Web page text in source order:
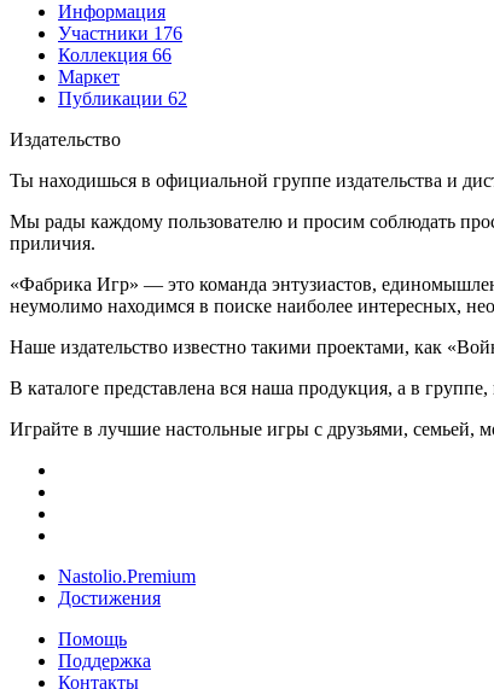
Информация
Участники 176
Коллекция 66
Маркет
Публикации 62
Издательство
Ты находишься в официальной группе издательства и
Мы рады каждому пользователю и просим соблюдать
приличия.
«Фабрика Игр» — это команда энтузиастов,
неумолимо находимся в поиске наиболее интересных,
Наше издательство известно такими проектами, как
В каталоге представлена вся наша продукция, а в
Играйте в лучшие настольные игры с друзьями, семьей,
Nastolio.Premium
Достижения
Помощь
Поддержка
Контакты